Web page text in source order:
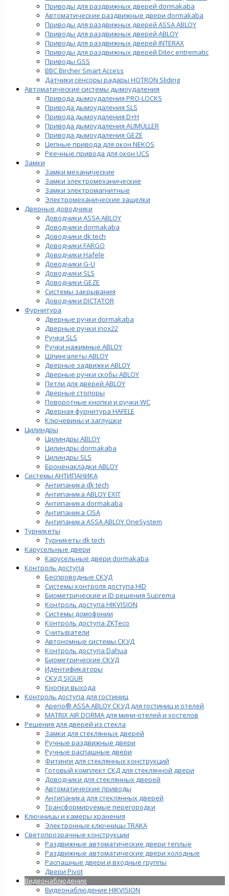
Приводы для раздвижных дверей dormakaba
Автоматические раздвижные двери dormakaba
Приводы для раздвижных дверей ASSA ABLOY
Приводы для раздвижных дверей ABLOY
Приводы для раздвижных дверей INTERAX
Приводы для раздвижных дверей Ditec entrematic
Приводы GSS
BBC Bircher Smart Access
Датчики сенсоры радары HOTRON Sliding
Автоматические системы дымоудаления
Привода дымоудаления PRO-LOCKS
Привода дымоудаления SLS
Привода дымоудаления D+H
Привода дымоудаления AUMÜLLER
Привода дымоудаления GEZE
Цепные привода для окон NEKOS
Реечные привода для окон UСS
Замки
Замки механические
Замки электромеханические
Замки электромагнитные
Электромеханические защелки
Дверные доводчики
Доводчики ASSA ABLOY
Доводчики dormakaba
Доводчики dk tech
Доводчики FARGO
Доводчики Hafele
Доводчики G-U
Доводчики SLS
Доводчики GEZE
Cистемы закрывания
Доводчики DICTATOR
Фурнитура
Дверные ручки dormakaba
Дверные ручки inox22
Ручки SLS
Ручки нажимные ABLOY
Шпингалеты ABLOY
Дверные задвижки ABLOY
Дверные ручки скобы ABLOY
Петли для дверей ABLOY
Дверные стопоры
Поворотные кнопки и ручки WC
Дверная фурнитура HAFELE
Ключевины и заглушки
Цилиндры
Цилиндры ABLOY
Цилиндры dormakaba
Цилиндры SLS
Броненакладки ABLOY
Системы АНТИПАНИКА
Антипаника dk tech
Антипаника ABLOY EXIT
Антипаника dormakaba
Антипаника СISA
Антипаника ASSA ABLOY OneSystem
Турникеты
Турникеты dk tech
Карусельные двери
Карусельные двери dormakaba
Контроль доступа
Беспроводные СКУД
Системы контроля доступа HID
Биометрические и ID решения Suprema
Контроль доступа HIKVISION
Системы домофонии
Контроль доступа ZKTeco
Считыватели
Автономные системы СКУД
Контроль доступа Dahua
Биометрические СКУД
Идентификаторы
СКУД SIGUR
Кнопки выхода
Контроль доступа для гостиниц
Aperio® ASSA ABLOY СКУД для гостиниц и отелей
MATRIX AIR DORMA для мини-отелей и хостелов
Решения для дверей из стекла
Замки для стеклянных дверей
Ручные раздвижные двери
Ручные распашные двери
Фитинги для стеклянных конструкций
Готовый комплект СКД для стеклянной двери
Доводчики для стеклянных дверей
Автоматические приводы
Антипаника для стеклянных дверей
Трансформируемые перегородки
Ключницы и камеры хранения
Электронные ключницы TRAKA
Светопрозрачные конструкции
Раздвижные автоматические двери теплые
Раздвижные автоматические двери холодные
Распашные двери и входные группы
Двери Pivot
Видеонаблюдение
Видеонаблюдение HIKVISION